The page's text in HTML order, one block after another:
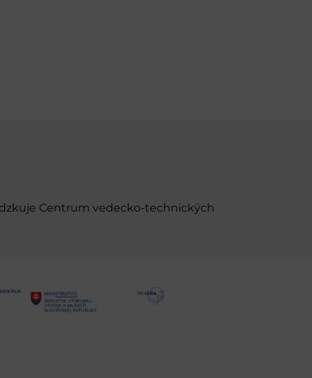
Centrum vedecko-technických